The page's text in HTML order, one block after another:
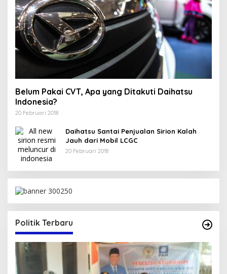
Belum Pakai CVT, Apa yang Ditakuti Daihatsu
Indonesia?
20 Februari 2018
Daihatsu Santai Penjualan Sirion Kalah
Jauh dari Mobil LCGC
20 Februari 2018
Politik Terbaru